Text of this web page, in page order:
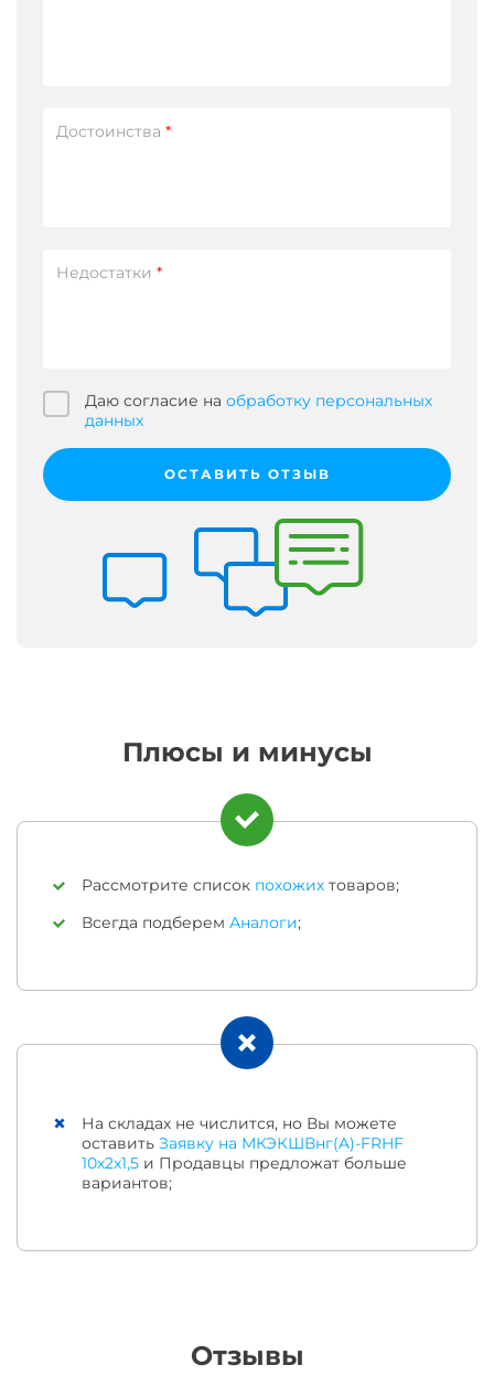
Достоинства *
Недостатки *
Даю согласие на обработку персональных
данных
ОСТАВИТЬ ОТЗЫВ
Плюсы и минусы
Рассмотрите список похожих товаров;
Всегда подберем Аналоги;
На складах не числится, но Вы можете
оставить Заявку на МКЭКШВнг(A)-FRHF
10х2х1,5 и Продавцы предложат больше
вариантов;
Отзывы